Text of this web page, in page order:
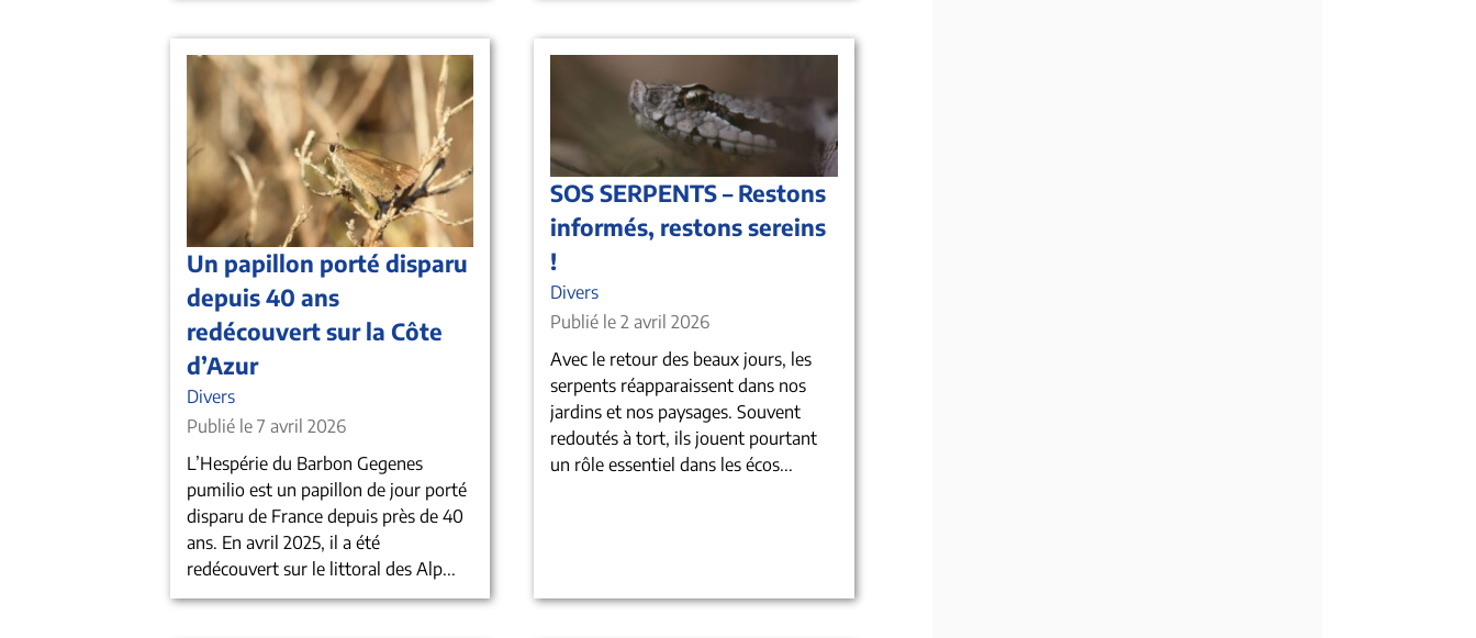
Un papillon porté disparu
depuis 40 ans
redécouvert sur la Côte
d’Azur
Divers
Publié le 7 avril 2026
L’Hespérie du Barbon Gegenes
pumilio est un papillon de jour porté
disparu de France depuis près de 40
ans. En avril 2025, il a été
redécouvert sur le littoral des Alp...
SOS SERPENTS – Restons
informés, restons sereins
!
Divers
Publié le 2 avril 2026
Avec le retour des beaux jours, les
serpents réapparaissent dans nos
jardins et nos paysages. Souvent
redoutés à tort, ils jouent pourtant
un rôle essentiel dans les écos...